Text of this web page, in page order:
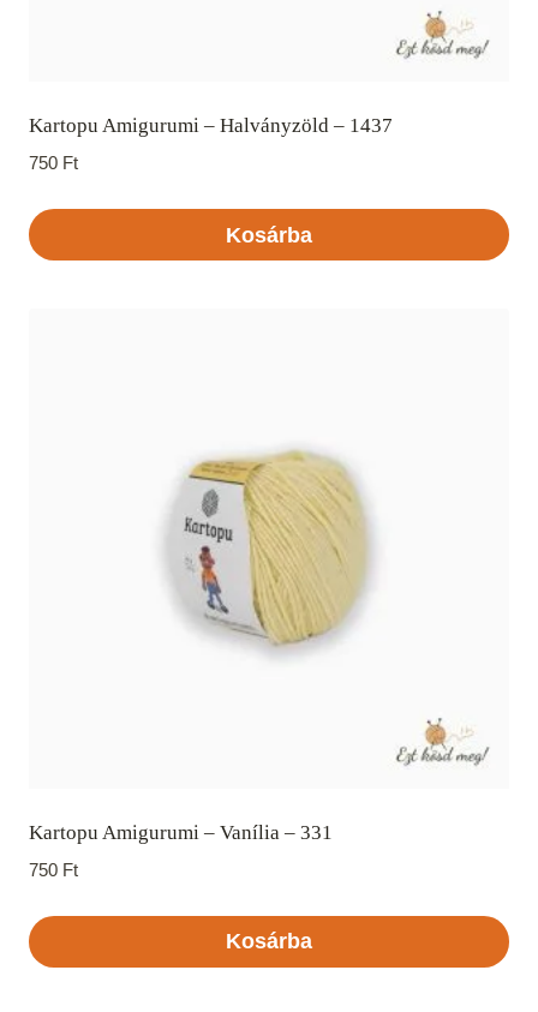
Kartopu Amigurumi – Halványzöld – 1437
750 Ft
Kosárba
Kartopu Amigurumi – Vanília – 331
750 Ft
Kosárba